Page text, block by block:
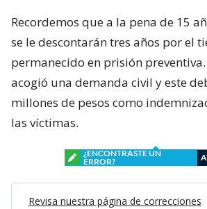
Recordemos que a la pena de 15
se le descontarán tres años por el
permanecido en prisión preventiva.
acogió una demanda civil y este
millones de pesos como
las víctimas.
¿ENCONTRASTE UN
ERROR?
Revisa nuestra página de correcciones